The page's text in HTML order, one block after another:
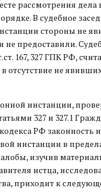
рассмотрения дела
В судебное
стороны не
не предоставили.
167, 327 ГПК РФ,
отсутствие не
инстанции,
327 и 327.1
РФ законность
инстанции в
изучив
истца,
приходит к